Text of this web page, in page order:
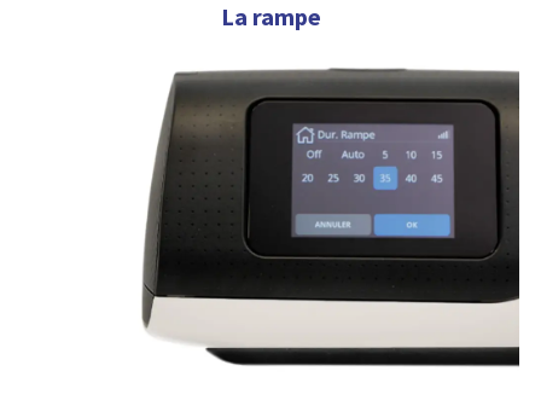
La rampe